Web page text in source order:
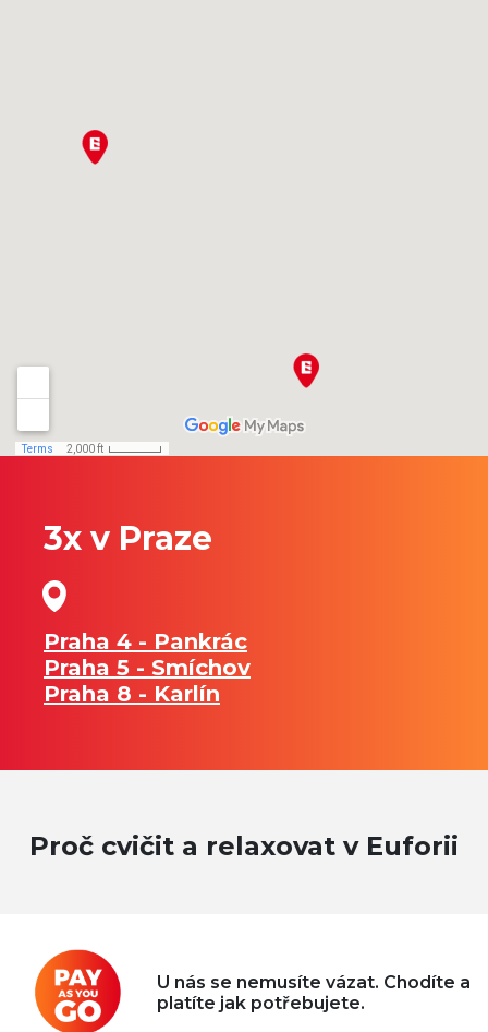
3x v Praze
Praha 4 - Pankrác
Praha 5 - Smíchov
Praha 8 - Karlín
Proč cvičit a relaxovat v Euforii
U nás se nemusíte vázat. Chodíte a
platíte jak potřebujete.